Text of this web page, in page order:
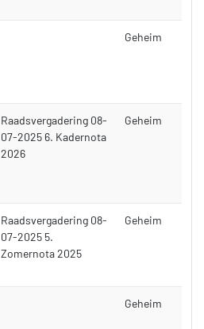
Geheim
Raadsvergadering 08-
07-2025 6. Kadernota
2026
Geheim
Raadsvergadering 08-
07-2025 5.
Zomernota 2025
Geheim
Geheim